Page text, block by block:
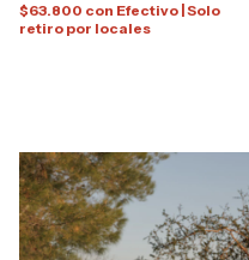
$63.800 con Efectivo | Solo
retiro por locales